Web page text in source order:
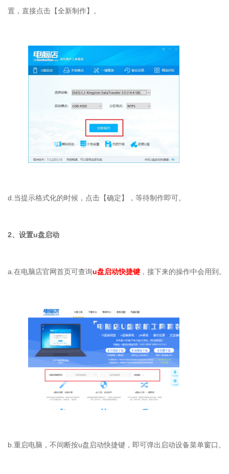
置，直接点击【全新制作】。
d.当提示格式化的时候，点击【确定】，等待制作即可。
2、设置u盘启动
a.在电脑店官网首页可查询u盘启动快捷键 ，接下来的操作中会用到。
b. 重启电脑，不间断按u盘启动快捷键，即可弹出启动设备菜单窗口。